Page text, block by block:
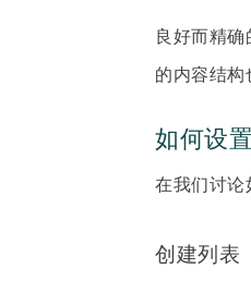
良好而精
的内容结构
如何设
在我们讨论
创建列表